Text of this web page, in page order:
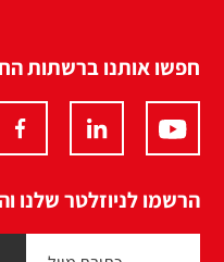
חפשו אותנו ברשתות
הרשמו לניוזלטר שלנו